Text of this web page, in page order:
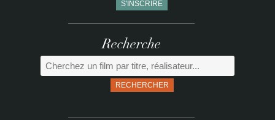
Recherche
RECHERCHER